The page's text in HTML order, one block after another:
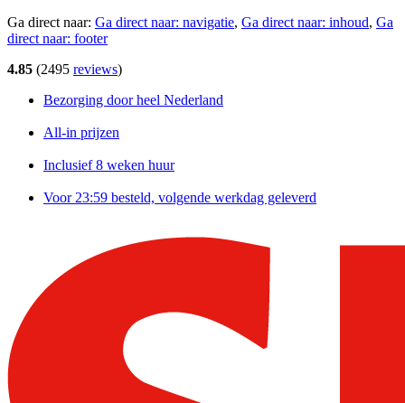
Ga direct naar: Ga direct naar: navigatie, Ga direct naar: inhoud, Ga
direct naar: footer
4.85 (2495 reviews)
Bezorging door heel Nederland
All-in prijzen
Inclusief 8 weken huur
Voor 23:59 besteld, volgende werkdag geleverd